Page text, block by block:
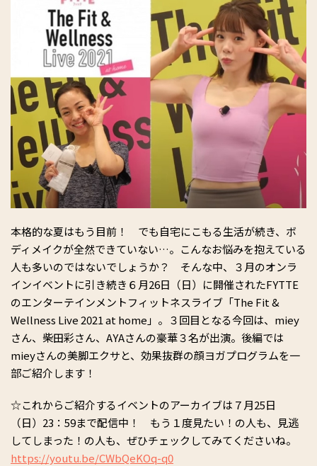
本格的な夏はもう目前！ でも自宅にこもる生活が続き、ボ
ディメイクが全然できていない…。こんなお悩みを抱えている
人も多いのではないでしょうか？ そんな中、３月のオンラ
インイベントに引き続き６月26日（日）に開催されたFYTTE
のエンターテインメントフィットネスライブ「The Fit &
Wellness Live 2021 at home」。３回目となる今回は、miey
さん、柴田彩さん、AYAさんの豪華３名が出演。後編では
mieyさんの美脚エクサと、効果抜群の顔ヨガプログラムを一
部ご紹介します！
☆これからご紹介するイベントのアーカイブは７月25日
（日）23：59まで配信中！ もう１度見たい！の人も、見逃
してしまった！の人も、ぜひチェックしてみてくださいね。
https://youtu.be/CWbQeKOq-q0